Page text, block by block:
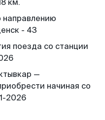
км.
направлению
- 43
поезда со станции
—
начиная со
2026